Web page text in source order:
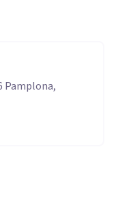
Pamplona,